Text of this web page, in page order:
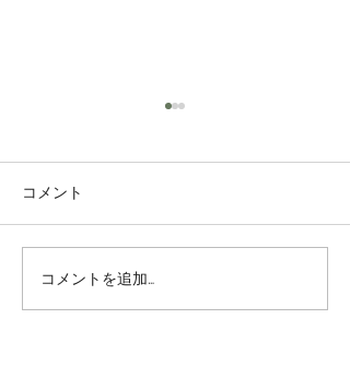
8期生がコンシェルジュに
昇格しました！
コメント
コメントを追加…